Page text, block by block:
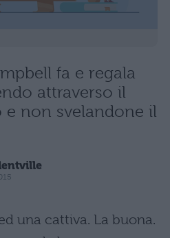
fa e regala
attraverso il
non svelandone il
una cattiva. La buona.